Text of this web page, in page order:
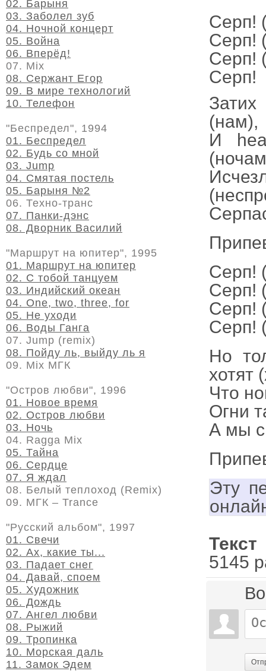
Серп!
Серп!
Серп!
Серп!
(нам),
И
Серп!
Серп!
Серп!
Серп!
Но
хотят
Что
Огни
А мы с
Эту
5145
02. Барыня
03. Заболел зуб
04. Ночной концерт
05. Война
06. Вперёд!
07. Mix
08. Сержант Егор
09. В мире технологий
10. Телефон
"Беспредел", 1994
01. Беспредел
02. Будь со мной
03. Jump
04. Смятая постель
05. Барыня №2
06. Техно-транс
07. Панки-дэнс
08. Дворник Василий
"Маршрут на юпитер", 1995
01. Маршрут на юпитер
02. С тобой танцуем
03. Индийский океан
04. One, two, three, for
05. Не уходи
06. Воды Ганга
07. Jump (remix)
08. Пойду ль, выйду ль я
09. Mix МГК
"Остров любви", 1996
01. Новое время
02. Остров любви
03. Ночь
04. Ragga Mix
05. Тайна
06. Сердце
07. Я ждал
08. Белый теплоход (Remix)
09. МГК – Trance
"Русский альбом", 1997
01. Свечи
02. Ах, какие ты...
03. Падает снег
04. Давай, споем
05. Художник
06. Дождь
07. Ангел любви
08. Рыжий
09. Тропинка
10. Морская даль
11. Замок Эдем